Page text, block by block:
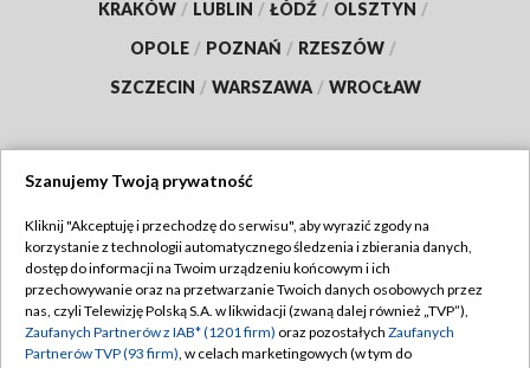
KRAKÓW / LUBLIN / ŁÓDŹ / OLSZTYN /
OPOLE / POZNAŃ / RZESZÓW /
SZCZECIN / WARSZAWA / WROCŁAW
TVP
Abonament TVP
Emisja w TVP
Regulamin TVP
Polityka prywatności
Szanujemy Twoją prywatność
Kliknij "Akceptuję i przechodzę do serwisu", aby wyrazić zgody na
korzystanie z technologii automatycznego śledzenia i zbierania danych,
dostęp do informacji na Twoim urządzeniu końcowym i ich
przechowywanie oraz na przetwarzanie Twoich danych osobowych przez
nas, czyli Telewizję Polską S.A. w likwidacji (zwaną dalej również „TVP”),
Zaufanych Partnerów z IAB* (1201 firm) oraz pozostałych Zaufanych
Partnerów TVP (93 firm), w celach marketingowych (w tym do